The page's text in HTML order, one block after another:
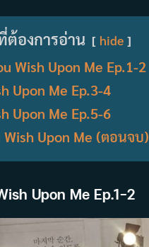
ต้องการอ่าน hide
Wish Upon Me Ep.1-2
Upon Me Ep.3-4
Upon Me Ep.5-6
Wish Upon Me (ตอนจบ)
Upon Me Ep.1-2